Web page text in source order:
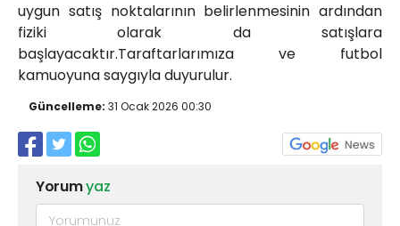
uygun satış noktalarının belirlenmesinin ardından
fiziki olarak da satışlara
başlayacaktır.Taraftarlarımıza ve futbol
kamuoyuna saygıyla duyurulur.
Güncelleme: 31 Ocak 2026 00:30
Yorumyaz